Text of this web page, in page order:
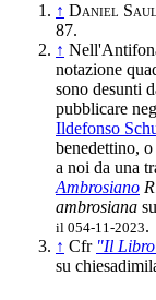
↑ Daniel
87.
↑
notazione
sono desunti
pubblicare
Ildefonso
benedettino,
a noi da una
Ambrosiano
ambrosiana
il 054-11-2023.
↑ Cfr "Il
su